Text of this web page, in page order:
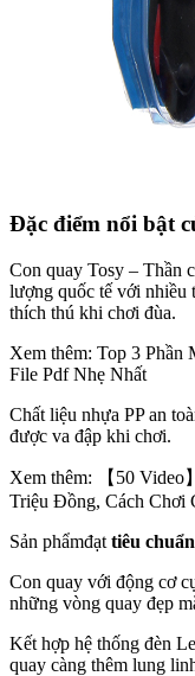
Đặc điểm nổi bật
Con quay Tosy – Thần
lượng quốc tế với nhiều
thích thú khi chơi đùa.
Xem thêm: Top 3
File Pdf Nhẹ Nhất
Chất liệu nhựa PP an
được va đập khi chơi.
Xem thêm: 【50 Video
Triệu Đồng, Cách Chơi
Sản phẩmđạt tiêu
Con quay với động cơ
những vòng quay đẹp
Kết hợp hệ thống đèn
quay càng thêm lung